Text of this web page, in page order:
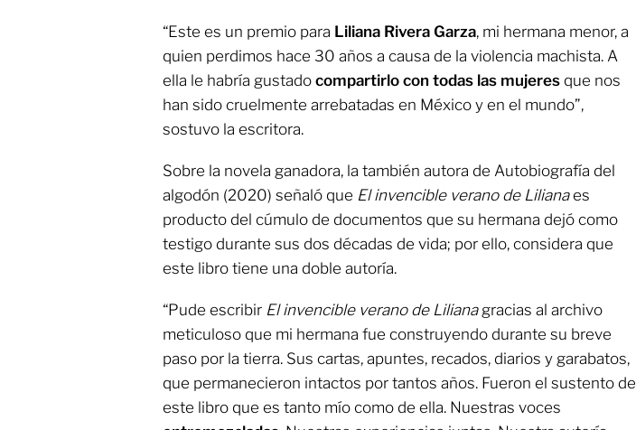
“Este es un premio para Liliana Rivera Garza, mi hermana menor, a
quien perdimos hace 30 años a causa de la violencia machista. A
ella le habría gustado compartirlo con todas las mujeres que nos
han sido cruelmente arrebatadas en México y en el mundo”,
sostuvo la escritora.
Sobre la novela ganadora, la también autora de Autobiografía del
algodón (2020) señaló que El invencible verano de Lilianaes
producto del cúmulo de documentos que su hermana dejó como
testigo durante sus dos décadas de vida; por ello, considera que
este libro tiene una doble autoría.
“Pude escribir El invencible verano de Lilianagracias al archivo
meticuloso que mi hermana fue construyendo durante su breve
paso por la tierra. Sus cartas, apuntes, recados, diarios y garabatos,
que permanecieron intactos por tantos años. Fueron el sustento de
este libro que es tanto mío como de ella. Nuestras voces